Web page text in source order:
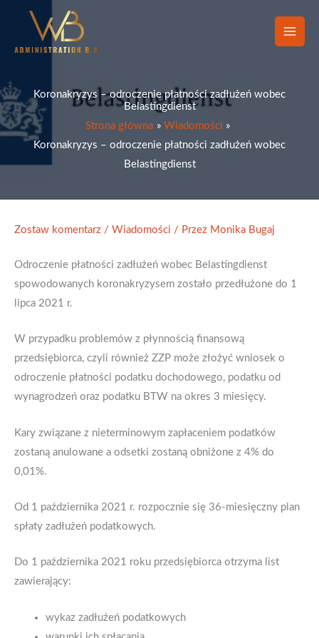
Przejdź
treści
Koronakryzys – odroczenie płatności zadłużeń wobec
Belastingdienst
Strona główna
Wiadomości
Koronakryzys – odroczenie płatności zadłużeń wobec
Belastingdienst
Zostaw komentarz / Wiadomości / Przez Monika Bugaj
Odroczenie płatności zadłużeń wobec Belastingdienst
spowodowanych koronakryzysem zostało przedłużone do 1
lipca 2021 r.
W przypadku problemów z płynnością finansową
przedsiębiorca, czyli również ZZP może złożyć wniosek o
odroczenie płatności podatku dochodowego, podatku od
wynagrodzeń oraz podatku BTW na okres 3 miesięcy.
Kary związane z nieterminowym zapłaceniem podatków
zostaną anulowane a odsetki zostaną obniżone z 4% do
0,01%.
Od 1 października 2021 r. rozpocznie się 36-miesięczny plan
spłaty zadłużeń podatkowych.
Do 1 października 2021 roku przedsiębiorca otrzyma list
zawierający:
wykaz zadłużeń podatkowych